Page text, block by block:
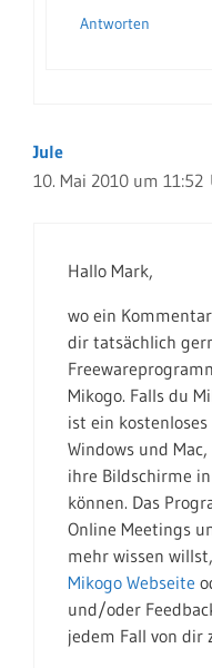
Antworten
Jule
10. Mai 2010 um 11:52
Hallo Mark,
wo ein
dir tatsächlich
Mikogo. Falls du
ist ein
Windows und
ihre Bildschirme
können. Das
Online Meetings
mehr wissen
Mikogo Webseite
und/oder
jedem Fall von dir